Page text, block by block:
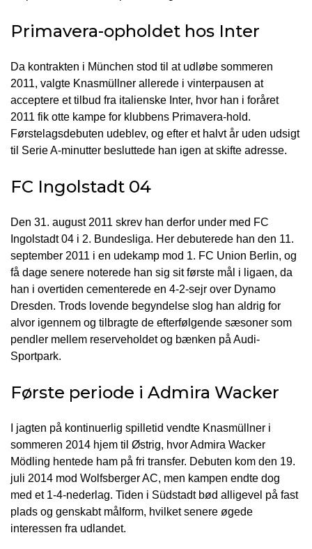
Primavera-opholdet hos Inter
Da kontrakten i München stod til at udløbe sommeren
2011, valgte Knasmüllner allerede i vinterpausen at
acceptere et tilbud fra italienske Inter, hvor han i foråret
2011 fik otte kampe for klubbens Primavera-hold.
Førstelagsdebuten udeblev, og efter et halvt år uden udsigt
til Serie A-minutter besluttede han igen at skifte adresse.
FC Ingolstadt 04
Den 31. august 2011 skrev han derfor under med FC
Ingolstadt 04 i 2. Bundesliga. Her debuterede han den 11.
september 2011 i en udekamp mod 1. FC Union Berlin, og
få dage senere noterede han sig sit første mål i ligaen, da
han i overtiden cementerede en 4-2-sejr over Dynamo
Dresden. Trods lovende begyndelse slog han aldrig for
alvor igennem og tilbragte de efterfølgende sæsoner som
pendler mellem reserveholdet og bænken på Audi-
Sportpark.
Første periode i Admira Wacker
I jagten på kontinuerlig spilletid vendte Knasmüllner i
sommeren 2014 hjem til Østrig, hvor Admira Wacker
Mödling hentede ham på fri transfer. Debuten kom den 19.
juli 2014 mod Wolfsberger AC, men kampen endte dog
med et 1-4-nederlag. Tiden i Südstadt bød alligevel på fast
plads og genskabt målform, hvilket senere øgede
interessen fra udlandet.